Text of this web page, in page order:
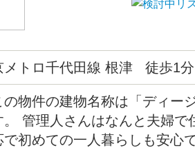
メトロ千代田線 根津 徒歩1
物件の建物名称は「ディー
。 管理人さんはなんと夫婦で
で初めての一人暮らしも安心